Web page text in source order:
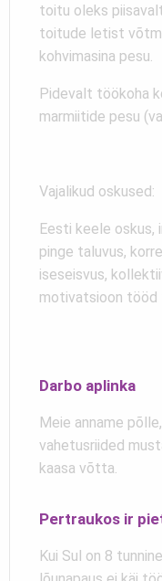
toitu oleks
toitude letist
kohvimasina pesu.
Pidevalt töökoha
marmiitide pesu
Vajalikud oskused:
Eesti keele oskus,
pinge taluvus,
iseseisvus,
motivatsioon tööd
Darbo aplinka
Meie anname
vahetusriided
kaasa võtta.
Pertraukos ir
Kui Sul on 8